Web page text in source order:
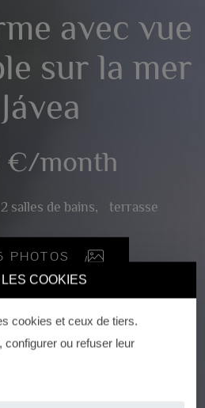
COOKIES
cookies et ceux de tiers.
configurer ou refuser leur
avec vue
sur la mer
€/month
2 salles de bains, terrasse
PHOTOS